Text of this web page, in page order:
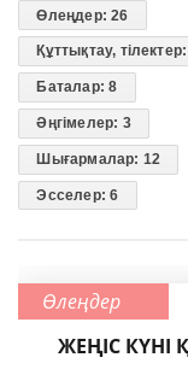
Өлеңдер: 26
Құттықтау,
Баталар: 8
Әңгімелер: 3
Шығармалар: 12
Эсселер: 6
Өлеңдер
ЖЕҢІС КҮНІ